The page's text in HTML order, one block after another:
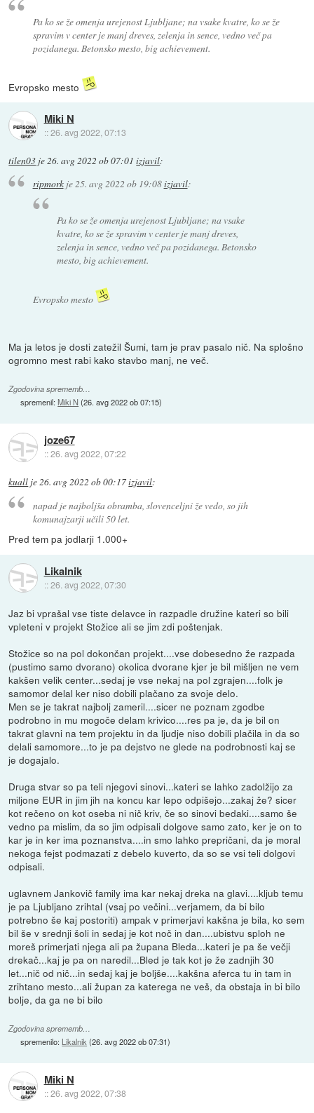
Pa ko se že omenja urejenost Ljubljane; na vsake kvatre, ko se že
spravim v center je manj dreves, zelenja in sence, vedno več pa
pozidanega. Betonsko mesto, big achievement.
Evropsko mesto
Miki N
::26. avg 2022, 07:13
tilen03 je26. avg 2022 ob 07:01 izjavil:
ripmorkje25. avg 2022 ob 19:08izjavil:
Pa ko se že omenja urejenost Ljubljane; na vsake
kvatre, ko se že spravim v center je manj dreves,
zelenja in sence, vedno več pa pozidanega. Betonsko
mesto, big achievement.
Evropsko mesto
Ma ja letos je dosti zatežil Šumi, tam je prav pasalo nič. Na splošno
ogromno mest rabi kako stavbo manj, ne več.
Zgodovina sprememb…
spremenil:Miki N (26. avg 2022 ob 07:15)
joze67
::26. avg 2022, 07:22
kuall je26. avg 2022 ob 00:17izjavil:
napad je najboljša obramba, slovenceljni že vedo, so jih
komunajzarji učili 50 let.
Pred tem pa jodlarji 1.000+
Likalnik
::26. avg 2022, 07:30
Jaz bi vprašal vse tiste delavce in razpadle družine kateri so bili
vpleteni v projekt Stožice ali se jim zdi poštenjak.
Stožice so na pol dokončan projekt....vse dobesedno že razpada
(pustimo samo dvorano) okolica dvorane kjer je bil mišljen ne vem
kakšen velik center...sedaj je vse nekaj na pol zgrajen....folk je
samomor delal ker niso dobili plačano za svoje delo.
Men se je takrat najbolj zameril....sicer ne poznam zgodbe
podrobno in mu mogoče delam krivico....res pa je, da je bil on
takrat glavni na tem projektu in da ljudje niso dobili plačila in da so
delali samomore...to je pa dejstvo ne glede na podrobnosti kaj se
je dogajalo.
Druga stvar so pa teli njegovi sinovi...kateri se lahko zadolžijo za
miljone EUR in jim jih na koncu kar lepo odpišejo...zakaj že? sicer
kot rečeno on kot oseba ni nič kriv, če so sinovi bedaki....samo še
vedno pa mislim, da so jim odpisali dolgove samo zato, ker je on to
kar je in ker ima poznanstva....in smo lahko prepričani, da je moral
nekoga fejst podmazati z debelo kuverto, da so se vsi teli dolgovi
odpisali.
uglavnem Jankovič family ima kar nekaj dreka na glavi....kljub temu
je pa Ljubljano zrihtal (vsaj po večini...verjamem, da bi bilo
potrebno še kaj postoriti) ampak v primerjavi kakšna je bila, ko sem
bil še v srednji šoli in sedaj je kot noč in dan....ubistvu sploh ne
moreš primerjati njega ali pa župana Bleda...kateri je pa še večji
drekač...kaj je pa on naredil...Bled je tak kot je že zadnjih 30
let...nič od nič...in sedaj kaj je boljše....kakšna aferca tu in tam in
zrihtano mesto...ali župan za katerega ne veš, da obstaja in bi bilo
bolje, da ga ne bi bilo
Zgodovina sprememb…
spremenilo: Likalnik (26. avg 2022 ob 07:31)
Miki N
::26. avg 2022, 07:38